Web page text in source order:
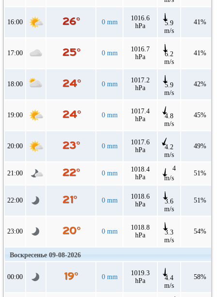
16:00 0 mm
1016.6
hPa
5.9
m/s
41%
17:00 0 mm
1016.7
hPa
6.2
m/s
41%
18:00 0 mm
1017.2
hPa
5.9
m/s
42%
19:00 0 mm
1017.4
hPa
4.8
m/s
45%
20:00 0 mm
1017.6
hPa
4.2
m/s
49%
21:00 0 mm
1018.4
hPa
4
m/s
51%
22:00 0 mm
1018.6
hPa
3.6
m/s
51%
23:00 0 mm
1018.8
hPa
3.3
m/s
54%
Воскресенье 09-08-2026
00:00 0 mm
1019.3
hPa
4.4
m/s
58%